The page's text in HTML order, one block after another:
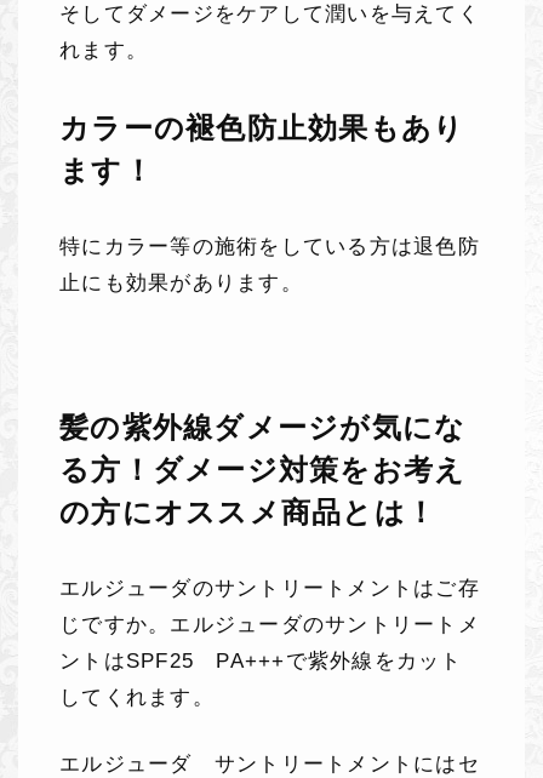
そしてダメージをケアして潤いを与えてく
れます。
カラーの褪色防止効果もあり
ます！
特にカラー等の施術をしている方は退色防
止にも効果があります。
髪の紫外線ダメージが気にな
る方！ダメージ対策をお考え
の方にオススメ商品とは！
エルジューダのサントリートメントはご存
じですか。エルジューダのサントリートメ
ントはSPF25 PA+++で紫外線をカット
してくれます。
エルジューダ サントリートメントにはセ